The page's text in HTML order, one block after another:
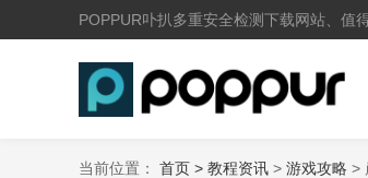
POPPUR卟扒多重安全检测下载网站、值
当前位置： 首页 > 教程资讯 > 游戏攻略 >